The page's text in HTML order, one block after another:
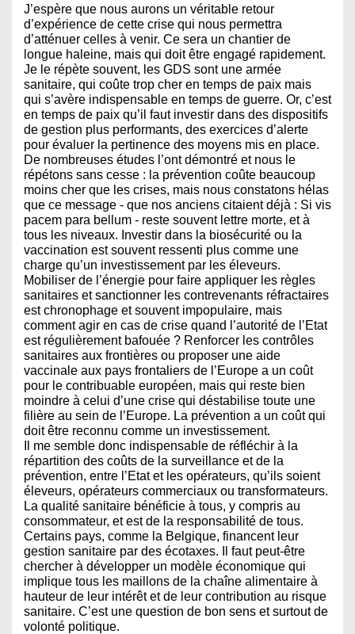
J’espère que nous aurons un véritable retour
d’expérience de cette crise qui nous permettra
d’atténuer celles à venir. Ce sera un chantier de
longue haleine, mais qui doit être engagé rapidement.
Je le répète souvent, les GDS sont une armée
sanitaire, qui coûte trop cher en temps de paix mais
qui s’avère indispensable en temps de guerre. Or, c’est
en temps de paix qu’il faut investir dans des dispositifs
de gestion plus performants, des exercices d’alerte
pour évaluer la pertinence des moyens mis en place.
De nombreuses études l’ont démontré et nous le
répétons sans cesse : la prévention coûte beaucoup
moins cher que les crises, mais nous constatons hélas
que ce message - que nos anciens citaient déjà : Si vis
pacem para bellum - reste souvent lettre morte, et à
tous les niveaux. Investir dans la biosécurité ou la
vaccination est souvent ressenti plus comme une
charge qu’un investissement par les éleveurs.
Mobiliser de l’énergie pour faire appliquer les règles
sanitaires et sanctionner les contrevenants réfractaires
est chronophage et souvent impopulaire, mais
comment agir en cas de crise quand l’autorité de l’Etat
est régulièrement bafouée ? Renforcer les contrôles
sanitaires aux frontières ou proposer une aide
vaccinale aux pays frontaliers de l’Europe a un coût
pour le contribuable européen, mais qui reste bien
moindre à celui d’une crise qui déstabilise toute une
filière au sein de l’Europe. La prévention a un coût qui
doit être reconnu comme un investissement.
Il me semble donc indispensable de réfléchir à la
répartition des coûts de la surveillance et de la
prévention, entre l’Etat et les opérateurs, qu’ils soient
éleveurs, opérateurs commerciaux ou transformateurs.
La qualité sanitaire bénéficie à tous, y compris au
consommateur, et est de la responsabilité de tous.
Certains pays, comme la Belgique, financent leur
gestion sanitaire par des écotaxes. Il faut peut-être
chercher à développer un modèle économique qui
implique tous les maillons de la chaîne alimentaire à
hauteur de leur intérêt et de leur contribution au risque
sanitaire. C’est une question de bon sens et surtout de
volonté politique.